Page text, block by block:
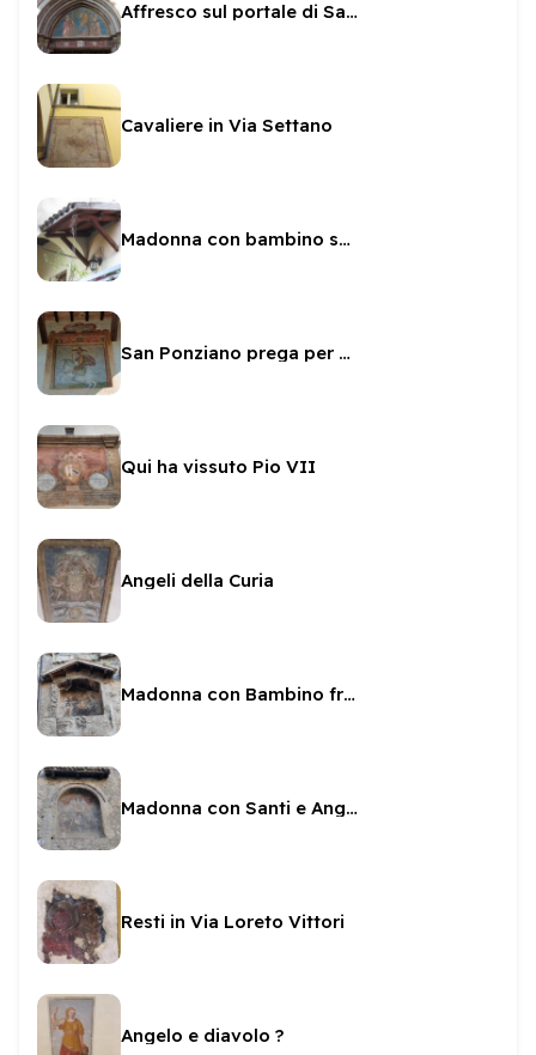
Affresco sul portale di San Nicolò
Cavaliere in Via Settano
Madonna con bambino sulla Casa di Loreto
San Ponziano prega per noi
Qui ha vissuto Pio VII
Angeli della Curia
Madonna con Bambino fra i Santi a S. Giovanni
Madonna con Santi e Angeli a S. Giovanni Battista
Resti in Via Loreto Vittori
Angelo e diavolo ?